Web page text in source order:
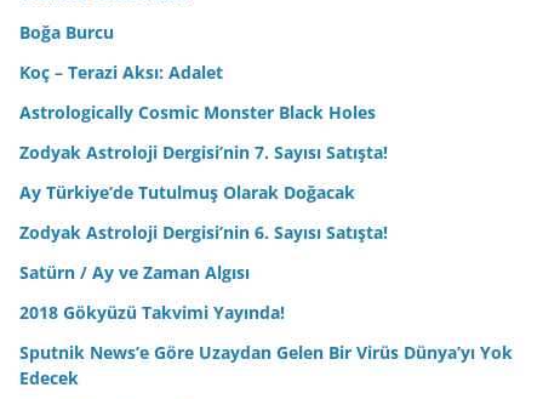
Boğa Burcu
Koç – Terazi Aksı: Adalet
Astrologically Cosmic Monster Black Holes
Zodyak Astroloji Dergisi’nin 7. Sayısı Satışta!
Ay Türkiye’de Tutulmuş Olarak Doğacak
Zodyak Astroloji Dergisi’nin 6. Sayısı Satışta!
Satürn / Ay ve Zaman Algısı
2018 Gökyüzü Takvimi Yayında!
Sputnik News’e Göre Uzaydan Gelen Bir Virüs Dünya’yı Yok
Edecek